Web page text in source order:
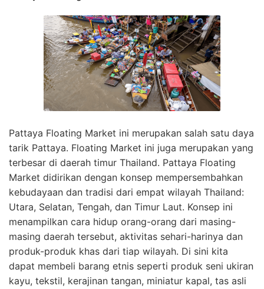
Pattaya Floating Market ini merupakan salah satu daya
tarik Pattaya. Floating Market ini juga merupakan yang
terbesar di daerah timur Thailand. Pattaya Floating
Market didirikan dengan konsep mempersembahkan
kebudayaan dan tradisi dari empat wilayah Thailand:
Utara, Selatan, Tengah, dan Timur Laut. Konsep ini
menampilkan cara hidup orang-orang dari masing-
masing daerah tersebut, aktivitas sehari-harinya dan
produk-produk khas dari tiap wilayah. Di sini kita
dapat membeli barang etnis seperti produk seni ukiran
kayu, tekstil, kerajinan tangan, miniatur kapal, tas asli